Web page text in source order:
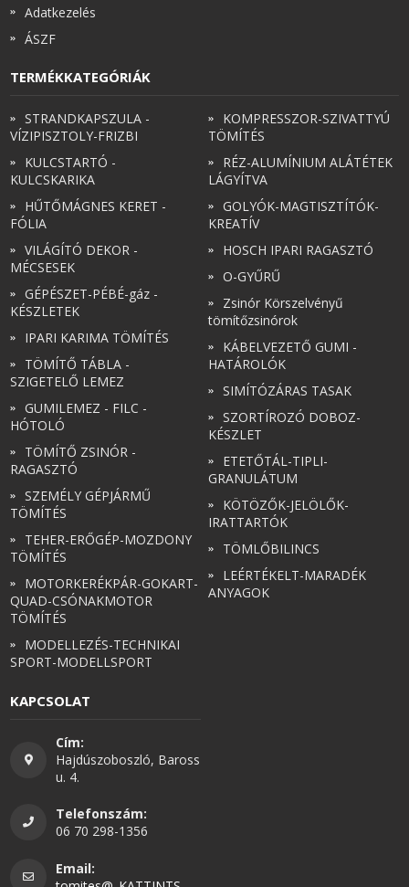
Adatkezelés
ÁSZF
TERMÉKKATEGÓRIÁK
STRANDKAPSZULA -
VÍZIPISZTOLY-FRIZBI
KULCSTARTÓ -
KULCSKARIKA
HŰTŐMÁGNES KERET -
FÓLIA
VILÁGÍTÓ DEKOR -
MÉCSESEK
GÉPÉSZET-PÉBÉ-gáz -
KÉSZLETEK
IPARI KARIMA TÖMÍTÉS
TÖMÍTŐ TÁBLA -
SZIGETELŐ LEMEZ
GUMILEMEZ - FILC -
HÓTOLÓ
TÖMÍTŐ ZSINÓR -
RAGASZTÓ
SZEMÉLY GÉPJÁRMŰ
TÖMÍTÉS
TEHER-ERŐGÉP-MOZDONY
TÖMÍTÉS
MOTORKERÉKPÁR-GOKART-
QUAD-CSÓNAKMOTOR
TÖMÍTÉS
MODELLEZÉS-TECHNIKAI
SPORT-MODELLSPORT
KOMPRESSZOR-SZIVATTYÚ
TÖMÍTÉS
RÉZ-ALUMÍNIUM ALÁTÉTEK
LÁGYÍTVA
GOLYÓK-MAGTISZTÍTÓK-
KREATÍV
HOSCH IPARI RAGASZTÓ
O-GYŰRŰ
Zsinór Körszelvényű
tömítőzsinórok
KÁBELVEZETŐ GUMI -
HATÁROLÓK
SIMÍTÓZÁRAS TASAK
SZORTÍROZÓ DOBOZ-
KÉSZLET
ETETŐTÁL-TIPLI-
GRANULÁTUM
KÖTÖZŐK-JELÖLŐK-
IRATTARTÓK
TÖMLŐBILINCS
LEÉRTÉKELT-MARADÉK
ANYAGOK
KAPCSOLAT
Cím:
Hajdúszoboszló, Baross
u. 4.
Telefonszám:
06 70 298-1356
Email: